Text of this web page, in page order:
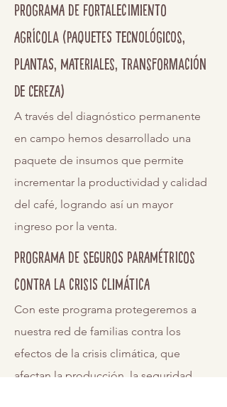
Programa de fortalecimiento
agrícola (paquetes tecnológicos,
plantas, materiales, transformación
de cereza)
A través del diagnóstico permanente
en campo hemos desarrollado una
paquete de insumos que permite
incrementar la productividad y calidad
del café, logrando así un mayor
ingreso por la venta.
programa de seguros paramétricos
contra la crisis climática
Con este programa protegeremos a
nuestra red de familias contra los
efectos de la crisis climática, que
afectan la producción, la seguridad